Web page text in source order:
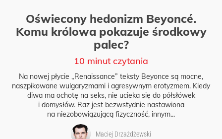
Oświecony hedonizm Beyoncé.
Komu królowa pokazuje środkowy
palec?
10 minut czytania
Na nowej płycie „Renaissance” teksty Beyonce są mocne,
naszpikowane wulgaryzmami i agresywnym erotyzmem. Kiedy
diwa ma ochotę na seks, nie ucieka się do półsłówek
i domysłów. Raz jest bezwstydnie nastawiona
na niezobowiązującą fizyczność, innym...
Maciej Drzażdżewski